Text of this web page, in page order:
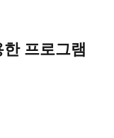
프로그램